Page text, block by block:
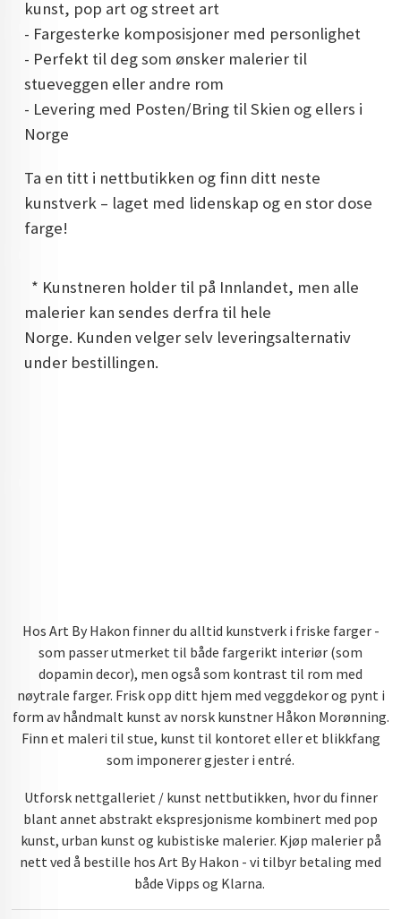
kunst, pop art og street art
- Fargesterke komposisjoner med personlighet
- Perfekt til deg som ønsker malerier til
stueveggen eller andre rom
- Levering med Posten/Bring til Skien og ellers i
Norge
Ta en titt i nettbutikken og finn ditt neste
kunstverk – laget med lidenskap og en stor dose
farge!
* Kunstneren holder til på Innlandet, men alle
malerier kan sendes derfra til hele
Norge. Kunden velger selv leveringsalternativ
under bestillingen.
Hos Art By Hakon finner du alltid kunstverk i friske farger -
som passer utmerket til både fargerikt interiør (som
dopamin decor), men også som kontrast til rom med
nøytrale farger. Frisk opp ditt hjem med veggdekor og pynt i
form av håndmalt kunst av norsk kunstner Håkon Morønning.
Finn et maleri til stue, kunst til kontoret eller et blikkfang
som imponerer gjester i entré.
Utforsk nettgalleriet / kunst nettbutikken, hvor du finner
blant annet abstrakt ekspresjonisme kombinert med pop
kunst, urban kunst og kubistiske malerier. Kjøp malerier på
nett ved å bestille hos Art By Hakon - vi tilbyr betaling med
både Vipps og Klarna.